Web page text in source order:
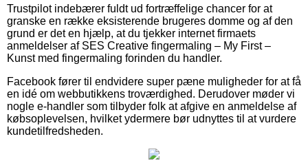
Trustpilot indebærer fuldt ud fortræffelige chancer for at
granske en række eksisterende brugeres domme og af den
grund er det en hjælp, at du tjekker internet firmaets
anmeldelser af SES Creative fingermaling – My First –
Kunst med fingermaling forinden du handler.
Facebook fører til endvidere super pæne muligheder for at få
en idé om webbutikkens troværdighed. Derudover møder vi
nogle e-handler som tilbyder folk at afgive en anmeldelse af
købsoplevelsen, hvilket ydermere bør udnyttes til at vurdere
kundetilfredsheden.